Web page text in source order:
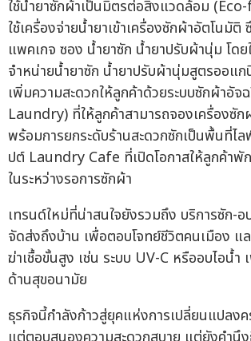
ใช้น้ำยาซักผ้าเป็นมิตรต่อสิ่งแวดล้อม
ใช้เครื่องจ่ายน้ำยาเข้าเครื่องซักผ้าอัตโนมัติ
แพคเกจ ซอง น้ำยาซัก น้ำยาปรับผ้านุ่ม โดย
จำหน่ายน้ำยาซัก น้ำยาปรับผ้านุ่มสูตรออแ
เพิ่มความสะดวกให้ลูกค้าด้วยระบบซักผ้าอัจ
Laundry) ที่ให้ลูกค้าสามารถจองเครื่องซั
พร้อมการยกระดับร้านสะดวกซักเป็นพื้นที่ไ
ปต์ Laundry Cafe ที่เปิดโอกาสให้ลูกค้าพั
ในระหว่างรอการซักผ้า
เทรนด์ใหม่ที่น่าสนใจยังรวมถึง บริการซัก-
จัดส่งถึงบ้าน เพื่อตอบโจทย์ชีวิตคนเมือง แล
ฆ่าเชื้อขั้นสูง เช่น ระบบ UV-C หรืออบไอน้ำ
ด้านสุขอนามัย
ธุรกิจนี้กำลังก้าวสู่ยุคแห่งการเปลี่ยนแปลง